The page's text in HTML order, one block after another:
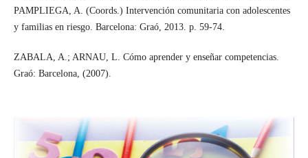
PAMPLIEGA, A. (Coords.) Intervención comunitaria con adolescentes
y familias en riesgo. Barcelona: Graó, 2013. p. 59-74.
ZABALA, A.; ARNAU, L. Cómo aprender y enseñar competencias.
Graó: Barcelona, (2007).